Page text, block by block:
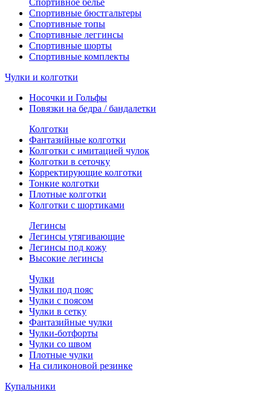
Спортивное белье
Спортивные бюстгальтеры
Спортивные топы
Спортивные леггинсы
Спортивные шорты
Спортивные комплекты
Чулки и колготки
Носочки и Гольфы
Повязки на бедра / бандалетки
Колготки
Фантазийные колготки
Колготки с имитацией чулок
Колготки в сеточку
Корректирующие колготки
Тонкие колготки
Плотные колготки
Колготки с шортиками
Легинсы
Легинсы утягивающие
Легинсы под кожу
Высокие легинсы
Чулки
Чулки под пояс
Чулки с поясом
Чулки в сетку
Фантазийные чулки
Чулки-ботфорты
Чулки со швом
Плотные чулки
На силиконовой резинке
Купальники